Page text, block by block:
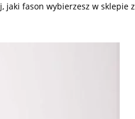
jaki fason wybierzesz w sklepie z